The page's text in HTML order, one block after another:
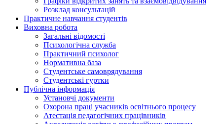
Розклад консультацій
Практичне навчання студентів
Виховна робота
Загальні відомості
Психологічна служба
Практичний психолог
Нормативна база
Студентське самоврядування
Студентські гуртки
Публічна інформація
Установчі документи
Охорона праці учасників освітнього процесу
Атестація педагогічних працівників